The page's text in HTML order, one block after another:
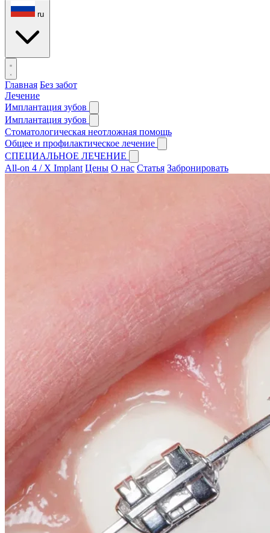
ru
Главная Без забот
Лечение
Имплантация зубов
Имплантация зубов
Стоматологическая неотложная помощь
Общее и профилактическое лечение
СПЕЦИАЛЬНОЕ ЛЕЧЕНИЕ
All-on 4 / X Implant Цены О нас Статья Забронировать